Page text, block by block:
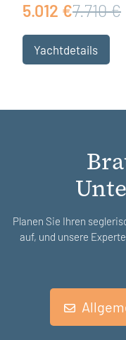
5.012 €7.710 €
Yachtdetails
Planen Sie Ihren
auf, und unsere